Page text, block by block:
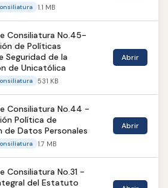
1.1 MB
Consiliatura No.45-
de Políticas
Seguridad de la
de Unicatólica
531 KB
Abrir
Consiliatura No.44 -
Política de
de Datos Personales
1.7 MB
Abrir
Consiliatura No.31 -
del Estatuto